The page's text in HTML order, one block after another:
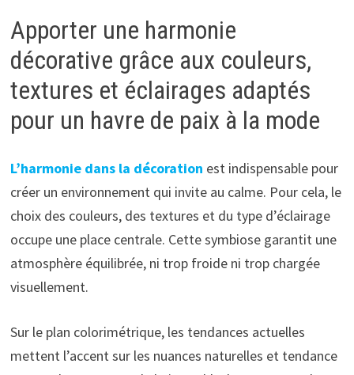
Apporter une harmonie
décorative grâce aux couleurs,
textures et éclairages adaptés
pour un havre de paix à la mode
L’harmonie dans la décoration est indispensable pour
créer un environnement qui invite au calme. Pour cela, le
choix des couleurs, des textures et du type d’éclairage
occupe une place centrale. Cette symbiose garantit une
atmosphère équilibrée, ni trop froide ni trop chargée
visuellement.
Sur le plan colorimétrique, les tendances actuelles
mettent l’accent sur les nuances naturelles et tendance